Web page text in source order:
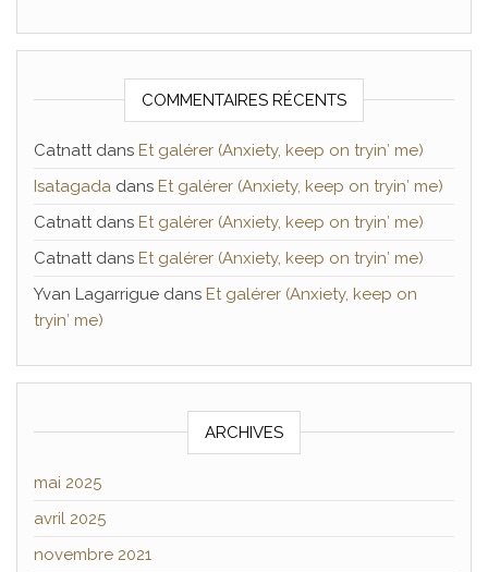
COMMENTAIRES RÉCENTS
Catnattdans Et galérer (Anxiety, keep on tryin′ me)
Isatagada dans Et galérer (Anxiety, keep on tryin′ me)
Catnattdans Et galérer (Anxiety, keep on tryin′ me)
Catnattdans Et galérer (Anxiety, keep on tryin′ me)
Yvan Lagarrigue dans Et galérer (Anxiety, keep on
tryin′ me)
ARCHIVES
mai 2025
avril 2025
novembre 2021